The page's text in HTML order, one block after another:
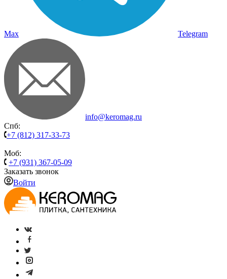
Max Telegram
info@keromag.ru
Спб:
+7 (812) 317-33-73
Моб:
+7 (931) 367-05-09
Заказать звонок
Войти